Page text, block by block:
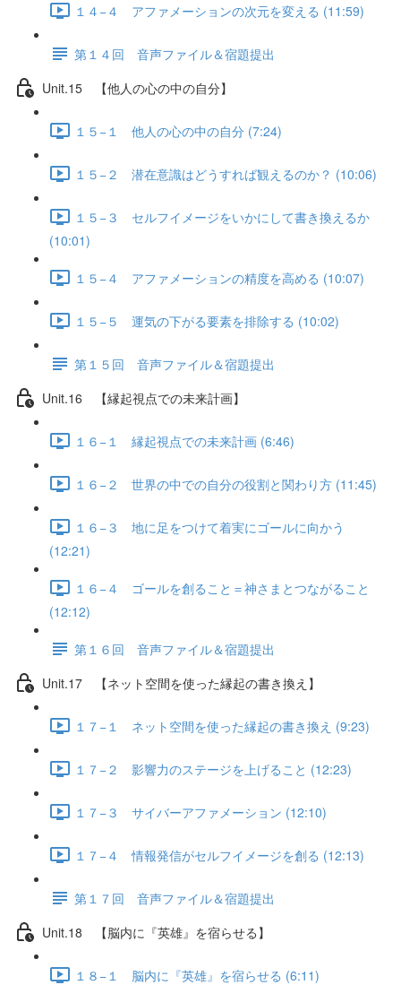
１４−４ アファメーションの次元を変える (11:59)
第１４回 音声ファイル＆宿題提出
Unit.15 【他人の心の中の自分】
１５−１ 他人の心の中の自分 (7:24)
１５−２ 潜在意識はどうすれば観えるのか？ (10:06)
１５−３ セルフイメージをいかにして書き換えるか
(10:01)
１５−４ アファメーションの精度を高める (10:07)
１５−５ 運気の下がる要素を排除する (10:02)
第１５回 音声ファイル＆宿題提出
Unit.16 【縁起視点での未来計画】
１６−１ 縁起視点での未来計画 (6:46)
１６−２ 世界の中での自分の役割と関わり方 (11:45)
１６−３ 地に足をつけて着実にゴールに向かう
(12:21)
１６−４ ゴールを創ること＝神さまとつながること
(12:12)
第１６回 音声ファイル＆宿題提出
Unit.17 【ネット空間を使った縁起の書き換え】
１７−１ ネット空間を使った縁起の書き換え (9:23)
１７−２ 影響力のステージを上げること (12:23)
１７−３ サイバーアファメーション (12:10)
１７−４ 情報発信がセルフイメージを創る (12:13)
第１７回 音声ファイル＆宿題提出
Unit.18 【脳内に『英雄』を宿らせる】
１８−１ 脳内に『英雄』を宿らせる (6:11)